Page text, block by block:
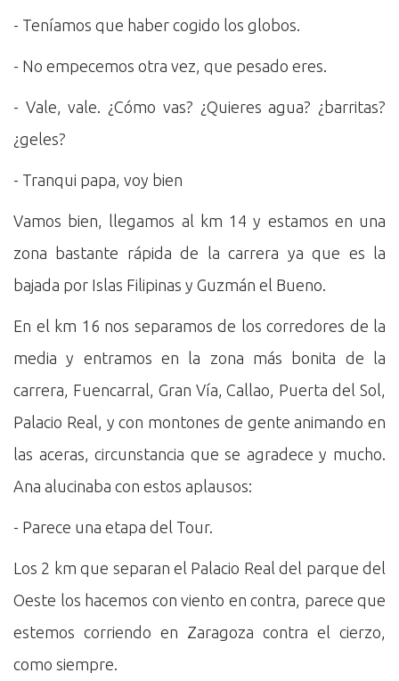
- Teníamos que haber cogido los globos.
- No empecemos otra vez, que pesado eres.
- Vale, vale. ¿Cómo vas? ¿Quieres agua? ¿barritas?
¿geles?
- Tranqui papa, voy bien
Vamos bien, llegamos al km 14 y estamos en una
zona bastante rápida de la carrera ya que es la
bajada por Islas Filipinas y Guzmán el Bueno.
En el km 16 nos separamos de los corredores de la
media y entramos en la zona más bonita de la
carrera, Fuencarral, Gran Vía, Callao, Puerta del Sol,
Palacio Real, y con montones de gente animando en
las aceras, circunstancia que se agradece y mucho.
Ana alucinaba con estos aplausos:
- Parece una etapa del Tour.
Los 2 km que separan el Palacio Real del parque del
Oeste los hacemos con viento en contra, parece que
estemos corriendo en Zaragoza contra el cierzo,
como siempre.